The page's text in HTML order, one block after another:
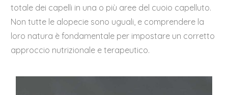
totale dei capelli in una o più aree del cuoio capelluto.
Non tutte le alopecie sono uguali, e comprendere la
loro natura è fondamentale per impostare un corretto
approccio nutrizionale e terapeutico.